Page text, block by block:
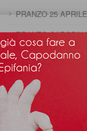
PRANZO 25 APRILE
PRANZO
PRANZO DELLA
PRANZO DELLA
PRANZO DI
PRANZO DI